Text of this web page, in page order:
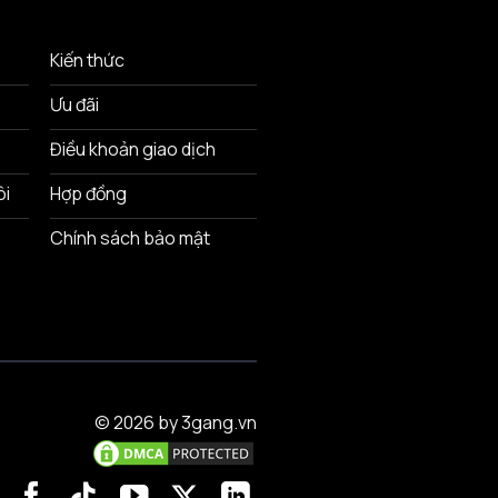
Kiến thức
Ưu đãi
Điều khoản giao dịch
Hợp đồng
Chính sách bảo mật
© 2026 by 3gang.vn